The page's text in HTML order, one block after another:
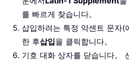
를 빠르게 찾습니다。
삽입하려는 특정 악센트 문자(
한 후삽입을 클릭합니다。
기호 대화 상자를 닫습니다。